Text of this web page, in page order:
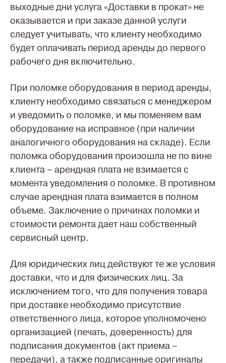
выходные дни услуга «Доставки в прокат» не
оказывается и при заказе данной услуги
следует учитывать, что клиенту необходимо
будет оплачивать период аренды до первого
рабочего дня включительно.
При поломке оборудования в период аренды,
клиенту необходимо связаться с менеджером
и уведомить о поломке, и мы поменяем вам
оборудование на исправное (при наличии
аналогичного оборудования на складе). Если
поломка оборудования произошла не по вине
клиента – арендная плата не взимается с
момента уведомления о поломке. В противном
случае арендная плата взимается в полном
объеме. Заключение о причинах поломки и
стоимости ремонта дает наш собственный
сервисный центр.
Для юридических лиц действуют те же условия
доставки, что и для физических лиц. За
исключением того, что для получения товара
при доставке необходимо присутствие
ответственного лица, которое уполномочено
организацией (печать, доверенность) для
подписания документов (акт приема –
передачи), а также подписанные оригиналы